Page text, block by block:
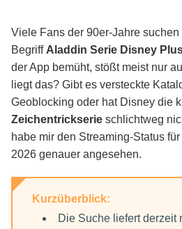
Plus?
Disney+ Inhalte offline
und Grenzen
Vergleich: Streaming vs.
Download
Fazit und Empfehlung
Viele Fans der 90er-Jahre
Begriff Aladdin Serie Disney
der App bemüht, stößt meist nur
liegt das? Gibt es versteckte
Geoblocking oder hat Disney die
Zeichentrickserie schlichtweg
habe mir den Streaming-Status
2026 genauer angesehen.
Kurzüberblick:
Die Suche liefert derzeit